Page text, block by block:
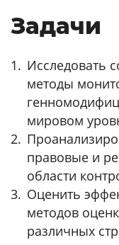
Задачи
Исследовать
методы
мировом
правовые и
области
Оценить
методов
различных